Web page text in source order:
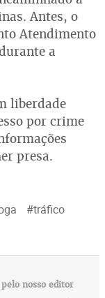
Antes, o
Atendimento
a
liberdade
por crime
presa.
#tráfico
nosso editor